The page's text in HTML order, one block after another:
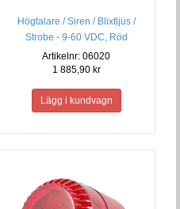
Högtalare / Siren / Blixtljus /
Strobe - 9-60 VDC, Röd
Artikelnr: 06020
1 885,90 kr